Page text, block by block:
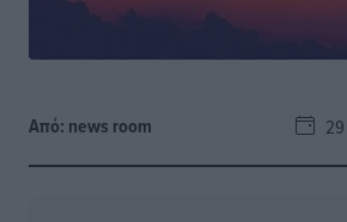
Από: news room